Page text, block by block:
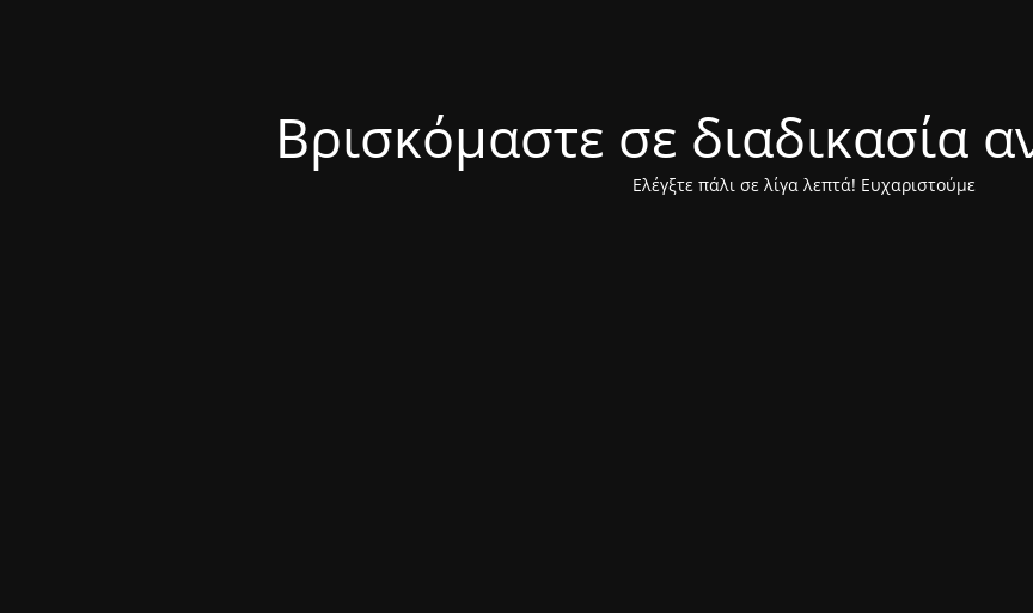
Βρισκόμαστε σε διαδικασία
Ελέγξτε πάλι σε λίγα λεπτά! Ευχαριστούμε